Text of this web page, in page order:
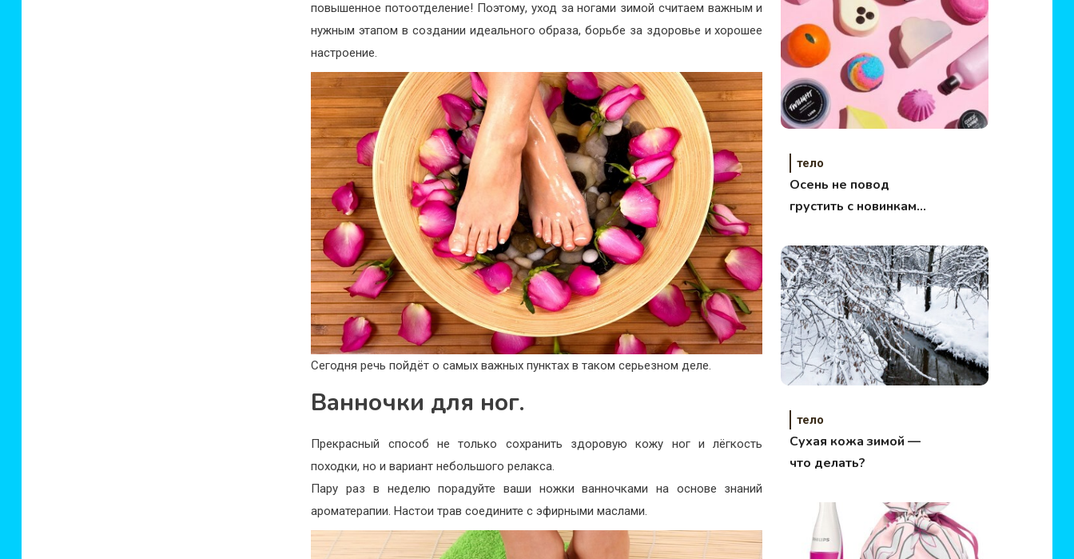
повышенное потоотделение! Поэтому, уход за ногами зимой считаем важным и
нужным этапом в создании идеального образа, борьбе за здоровье и хорошее
настроение.
Сегодня речь пойдёт о самых важных пунктах в таком серьезном деле.
Ванночки для ног.
Прекрасный способ не только сохранить здоровую кожу ног и лёгкость
походки, но и вариант небольшого релакса.
Пару раз в неделю порадуйте ваши ножки ванночками на основе знаний
ароматерапии. Настои трав соедините с эфирными маслами.
тело
Осень не повод
грустить с новинками
тело
Сухая кожа зимой —
что делать?